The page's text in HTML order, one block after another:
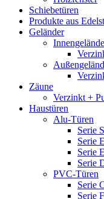
Schiebetüren
Produkte aus
Geländer
Zäune
Verzinkt +
Haustüren
Alu-Türen
Serie
Serie
Serie
Serie
PVC-Türen
Serie
Serie